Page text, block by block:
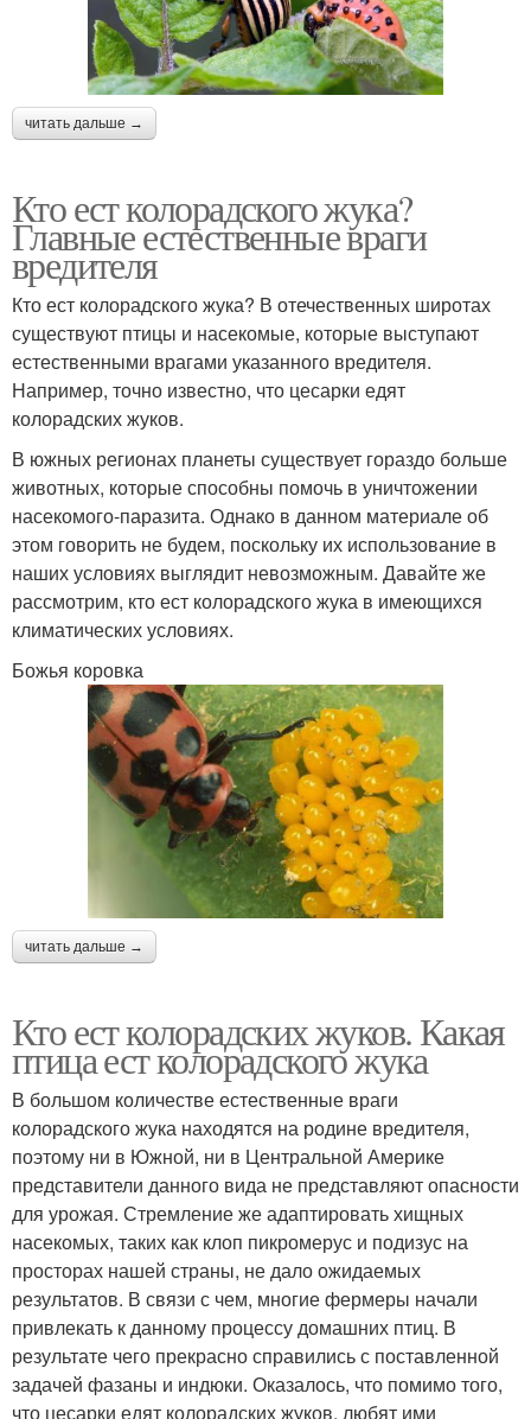
читать дальше →
Кто ест колорадского жука?
Главные естественные враги
вредителя
Кто ест колорадского жука? В отечественных широтах
существуют птицы и насекомые, которые выступают
естественными врагами указанного вредителя.
Например, точно известно, что цесарки едят
колорадских жуков.
В южных регионах планеты существует гораздо больше
животных, которые способны помочь в уничтожении
насекомого-паразита. Однако в данном материале об
этом говорить не будем, поскольку их использование в
наших условиях выглядит невозможным. Давайте же
рассмотрим, кто ест колорадского жука в имеющихся
климатических условиях.
Божья коровка
читать дальше →
Кто ест колорадских жуков. Какая
птица ест колорадского жука
В большом количестве естественные враги
колорадского жука находятся на родине вредителя,
поэтому ни в Южной, ни в Центральной Америке
представители данного вида не представляют опасности
для урожая. Стремление же адаптировать хищных
насекомых, таких как клоп пикромерус и подизус на
просторах нашей страны, не дало ожидаемых
результатов. В связи с чем, многие фермеры начали
привлекать к данному процессу домашних птиц. В
результате чего прекрасно справились с поставленной
задачей фазаны и индюки. Оказалось, что помимо того,
что цесарки едят колорадских жуков, любят ими